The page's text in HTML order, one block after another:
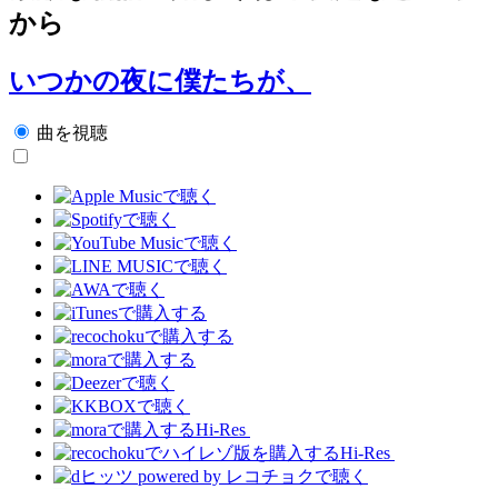
から
いつかの夜に僕たちが、
曲を視聴
Hi-Res
Hi-Res